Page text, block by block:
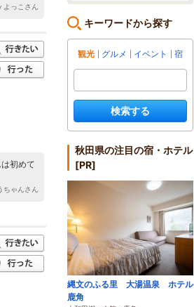
よっこさん
初めて
ちゃんさん
キーワードから探す
観光 グルメ イベント 宿
検索する
秋田県の注目の宿・ホテル
[PR]
縄文のふる里 大湯温泉 ホテル
鹿角